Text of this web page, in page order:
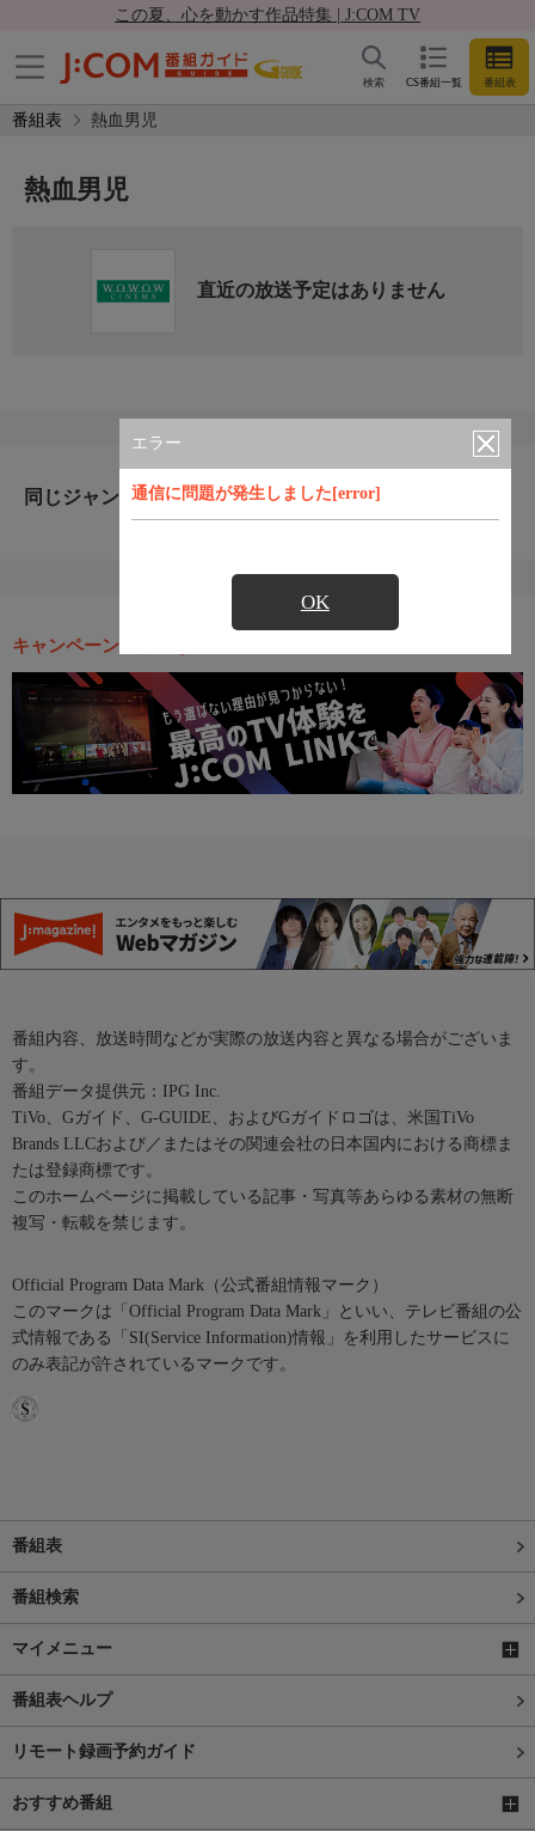
この夏、心を動かす作品特集 | J:COM TV
CS番組一覧 番組表
検索
番組表 熱血男児
エラー
通信に問題が発生しました[error]
OK
熱血男児
直近の放送予定はありません
同じジャンルのおすすめ番組
キャンペーン・お得な情報
番組内容、放送時間などが実際の放送内容と異なる場合がございま
す。
番組データ提供元：IPG Inc.
TiVo、Gガイド、G-GUIDE、およびGガイドロゴは、米国TiVo
Brands LLCおよび／またはその関連会社の日本国内における商標ま
たは登録商標です。
このホームページに掲載している記事・写真等あらゆる素材の無断
複写・転載を禁じます。
Official Program Data Mark（公式番組情報マーク）
このマークは「Official Program Data Mark」といい、テレビ番組の公
式情報である「SI(Service Information)情報」を利用したサービスに
のみ表記が許されているマークです。
番組表
番組検索
マイメニュー
番組表ヘルプ
リモート録画予約ガイド
おすすめ番組